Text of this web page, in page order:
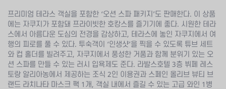
프리미엄 테라스 객실을 포함한 ‘오션 스파 패키지’도 판매한다. 이 상품
에는 자쿠지가 포함돼 프라이빗한 호캉스를 즐기기에 좋다. 시원한 테라
스에서 아름다운 도심의 전경을 감상하고, 테라스에 놓인 자쿠지에서 여
행의 피로를 풀 수 있다. 투숙객이 ‘인생샷’을 찍을 수 있도록 튜브 세트
와 컵 홀더를 빌려주고, 자쿠지에서 풍성한 거품과 함께 분위기 있는 오
션 스파를 만들 수 있는 러시 입욕제도 준다. 라발스호텔 3층 뷔페 레스
토랑 알리아농에서 제공하는 조식 2인 이용권과 스페인 올리브 뷰티 브
랜드 라치나타 마스크 팩 1개, 객실 내에서 즐길 수 있는 고급 와인 1병